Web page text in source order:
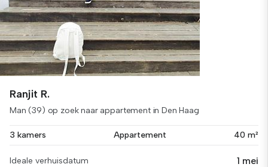
Ranjit R.
Man (39) op zoek naar appartement in Den Haag
3 kamers Appartement 40 m²
Ideale verhuisdatum 1 mei